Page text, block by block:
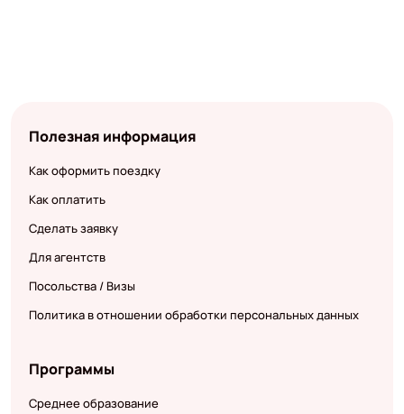
Полезная информация
Как оформить поездку
Как оплатить
Сделать заявку
Для агентств
Посольства / Визы
Политика в отношении обработки персональных данных
Программы
Среднее образование